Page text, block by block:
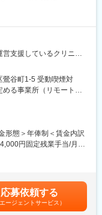
レクション業務に関わ
計や適切な訴求プランの
。
手にも活躍のチャンスが
が基本となります。そ
といった事業の根幹デ
です。
本質的な分析・施策を
支援しているクリニッ
担当する事業の売上を最
・遂行
実行までをお任せしま
鶯谷町1-5 受動喫煙対
る事業所（リモートワ
形態＞年俸制＜賃金内訳
円固定残業手当/月：
通じて上下する可能性
た表記です。
応募依頼する
エージェントサービス）